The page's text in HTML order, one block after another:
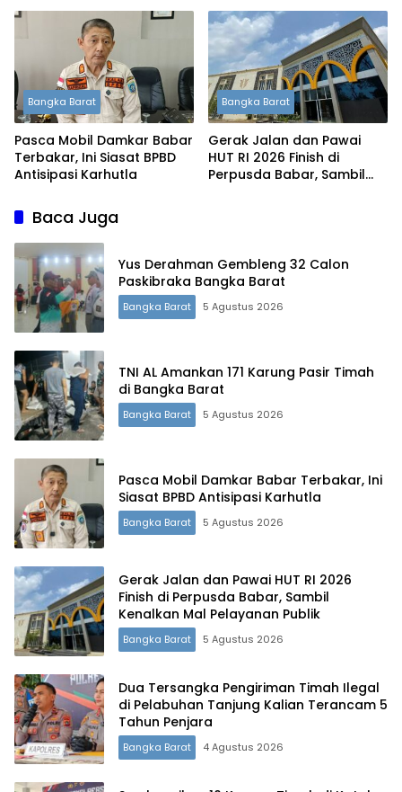
Bangka Barat
Pasca Mobil Damkar Babar
Terbakar, Ini Siasat BPBD
Antisipasi Karhutla
Bangka Barat
Gerak Jalan dan Pawai
HUT RI 2026 Finish di
Perpusda Babar, Sambil
Baca Juga
Yus Derahman Gembleng 32 Calon
Paskibraka Bangka Barat
Bangka Barat 5 Agustus 2026
TNI AL Amankan 171 Karung Pasir Timah
di Bangka Barat
Bangka Barat 5 Agustus 2026
Pasca Mobil Damkar Babar Terbakar, Ini
Siasat BPBD Antisipasi Karhutla
Bangka Barat 5 Agustus 2026
Gerak Jalan dan Pawai HUT RI 2026
Finish di Perpusda Babar, Sambil
Kenalkan Mal Pelayanan Publik
Bangka Barat 5 Agustus 2026
Dua Tersangka Pengiriman Timah Ilegal
di Pelabuhan Tanjung Kalian Terancam 5
Tahun Penjara
Bangka Barat 4 Agustus 2026